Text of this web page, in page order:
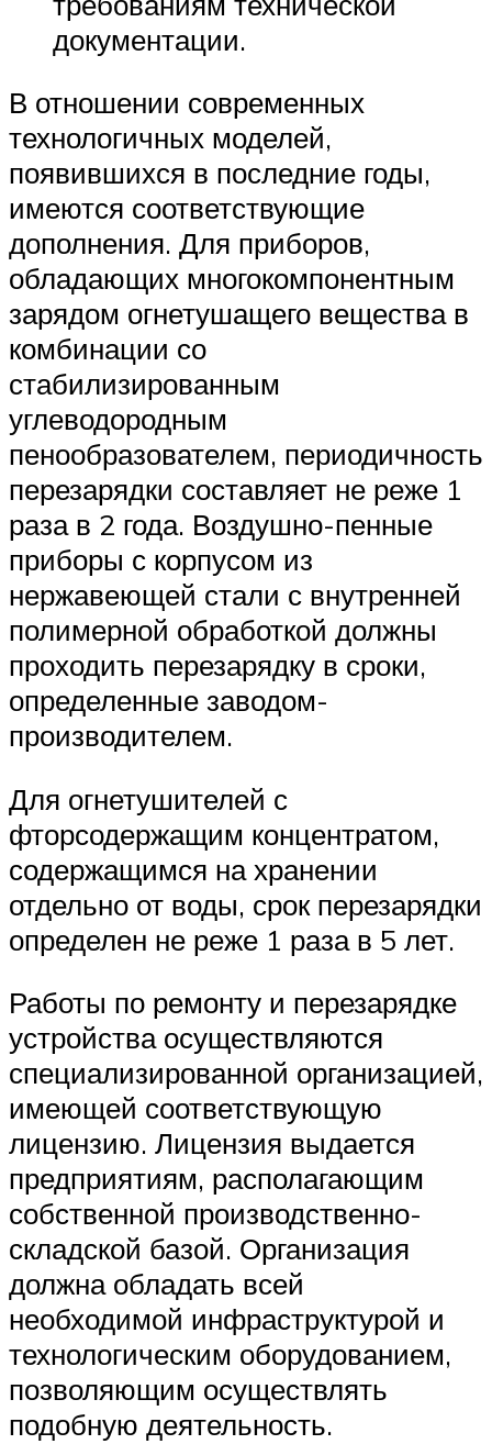
документации.
В отношении современных
технологичных моделей,
появившихся в последние годы,
имеются соответствующие
дополнения. Для приборов,
обладающих многокомпонентным
зарядом огнетушащего вещества в
комбинации со
стабилизированным
углеводородным
пенообразователем, периодичность
перезарядки составляет не реже 1
раза в 2 года. Воздушно-пенные
приборы с корпусом из
нержавеющей стали с внутренней
полимерной обработкой должны
проходить перезарядку в сроки,
определенные заводом-
производителем.
Для огнетушителей с
фторсодержащим концентратом,
содержащимся на хранении
отдельно от воды, срок перезарядки
определен не реже 1 раза в 5 лет.
Работы по ремонту и перезарядке
устройства осуществляются
специализированной организацией,
имеющей соответствующую
лицензию. Лицензия выдается
предприятиям, располагающим
собственной производственно-
складской базой. Организация
должна обладать всей
необходимой инфраструктурой и
технологическим оборудованием,
позволяющим осуществлять
подобную деятельность.